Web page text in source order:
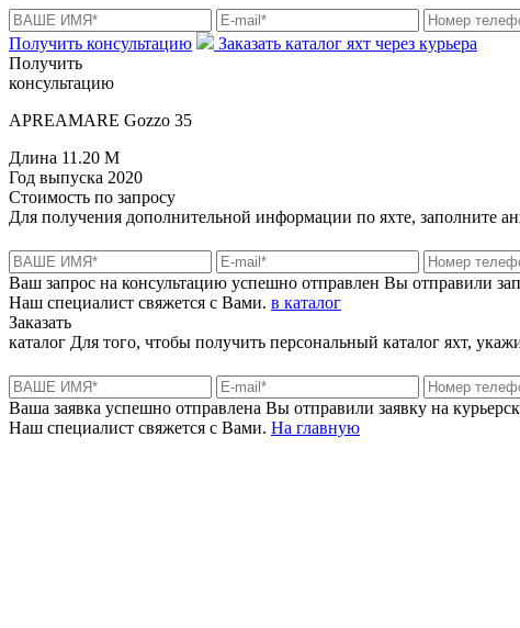
Получить консультацию
Заказать каталог яхт через курьера
Получить
консультацию
APREAMARE Gozzo 35
Длина 11.20 M
Год выпуска 2020
Стоимость по запросу
Для получения дополнительной информации по яхте, заполните
Ваш запрос на консультацию успешно отправлен Вы отправили
Наш специалист свяжется с Вами. в каталог
Заказать
каталог Для того, чтобы получить персональный каталог яхт,
Ваша заявка успешно отправлена Вы отправили заявку на
Наш специалист свяжется с Вами. На главную